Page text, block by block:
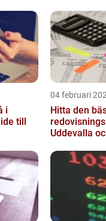
i
till
04 februari
Hitta den
Uddevalla